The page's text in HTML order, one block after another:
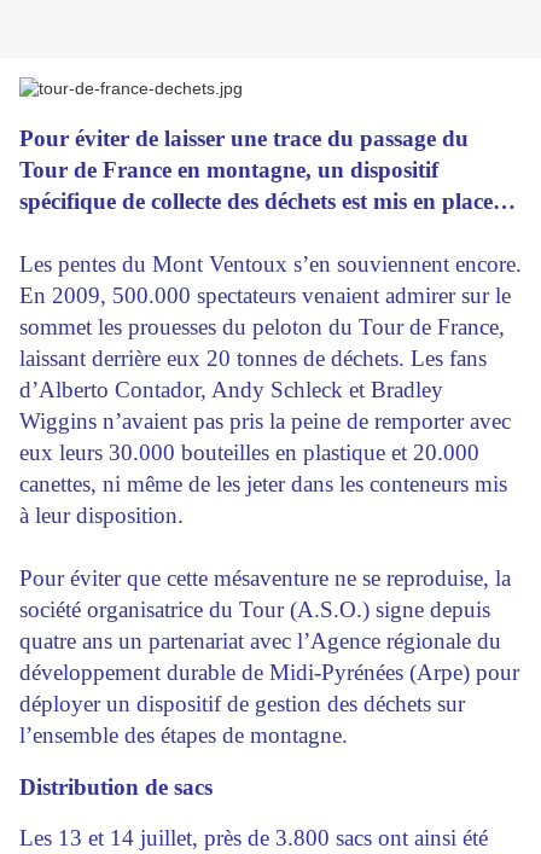
Pour éviter de laisser une trace du passage du
Tour de France en montagne, un dispositif
spécifique de collecte des déchets est mis en place…
Les pentes du Mont Ventoux s’en souviennent encore.
En 2009, 500.000 spectateurs venaient admirer sur le
sommet les prouesses du peloton du Tour de France,
laissant derrière eux 20 tonnes de déchets. Les fans
d’Alberto Contador, Andy Schleck et Bradley
Wiggins n’avaient pas pris la peine de remporter avec
eux leurs 30.000 bouteilles en plastique et 20.000
canettes, ni même de les jeter dans les conteneurs mis
à leur disposition.
Pour éviter que cette mésaventure ne se reproduise, la
société organisatrice du Tour (A.S.O.) signe depuis
quatre ans un partenariat avec l’Agence régionale du
développement durable de Midi-Pyrénées (Arpe) pour
déployer un dispositif de gestion des déchets sur
l’ensemble des étapes de montagne.
Distribution de sacs
Les 13 et 14 juillet, près de 3.800 sacs ont ainsi été